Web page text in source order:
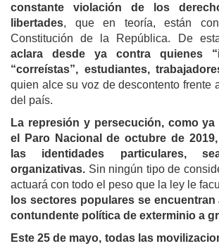
constante violación de los
libertades, que en teoría, están
Constitución de la República. De
aclara desde ya contra quienes
“correístas”, estudiantes,
quien alce su voz de descontento frente
del país.
La represión y persecución, como
el Paro Nacional de octubre de
las identidades particulares,
organizativas. Sin ningún tipo de
actuará con todo el peso que la ley le
los sectores populares se
contundente política de exterminio a
Este 25 de mayo, todas las